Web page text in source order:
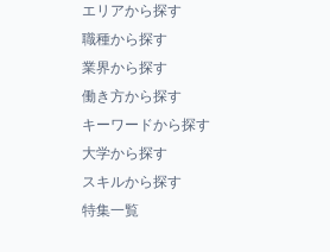
エリアから探す
職種から探す
業界から探す
働き方から探す
キーワードから探す
大学から探す
スキルから探す
特集一覧